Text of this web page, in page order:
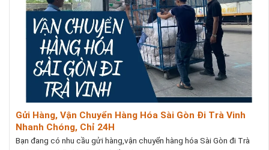
Gửi Hàng, Vận Chuyển Hàng Hóa Sài Gòn Đi Trà Vinh
Nhanh Chóng, Chỉ 24H
Bạn đang có nhu cầu gửi hàng,vận chuyển hàng hóa Sài Gòn đi Trà